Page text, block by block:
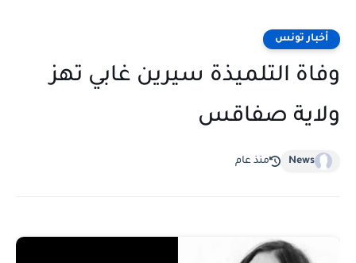
أخبار تونس
وفاة التلميذة سيرين غابي تهز
ولاية صفاقس
News منذ عام